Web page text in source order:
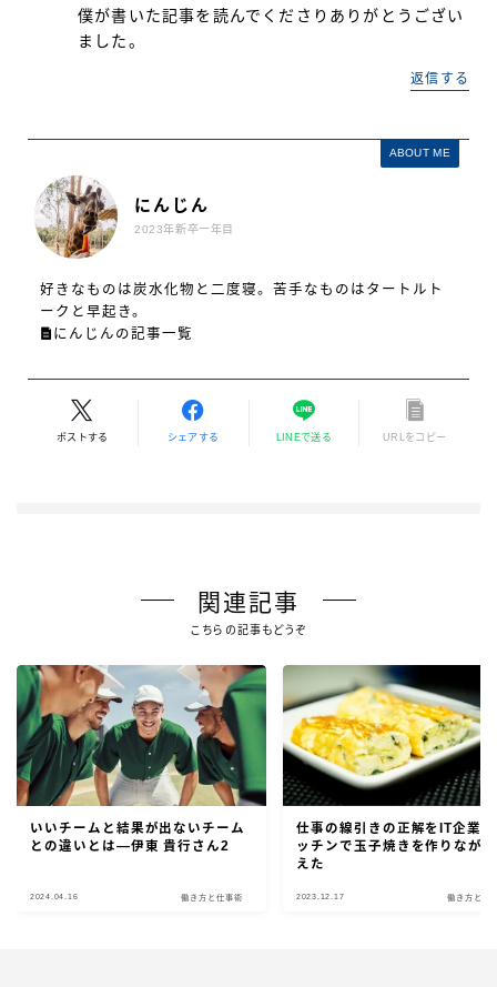
僕が書いた記事を読んでくださりありがとうござい
ました。
返信する
ABOUT ME
にんじん
2023年新卒一年目
好きなものは炭水化物と二度寝。苦手なものはタートルト
ークと早起き。
にんじんの記事一覧
ポストする シェアする LINEで送る URLをコピー
関連記事
こちらの記事もどうぞ
いいチームと結果が出ないチーム
との違いとは―伊東 貴行さん2
2024.04.16 働き方と仕事術
仕事の線引きの正解をIT企業
ッチンで玉子焼きを作りなが
えた
2023.12.17 働き方と仕